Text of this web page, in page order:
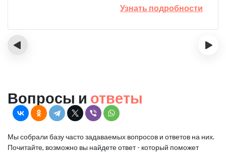
Узнать подробности
‹ ›
Вопросы и ответы
Мы собрали базу часто задаваемых вопросов и ответов на них.
Почитайте, возможно вы найдете ответ - который поможет